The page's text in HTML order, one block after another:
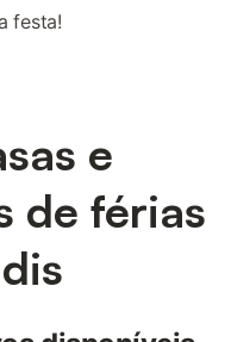
festa!
e
de férias